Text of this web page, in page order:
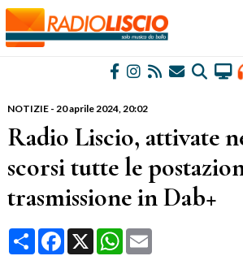
NOTIZIE- 20 aprile 2024, 20:02
Radio Liscio, attivate
scorsi tutte le
trasmissione in Dab+
CondividiFacebook
X WhatsApp
Email